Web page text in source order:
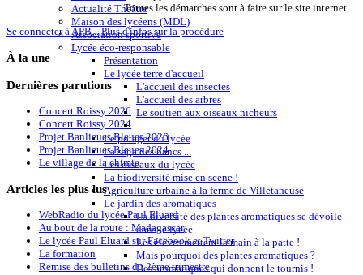
Actualité Théâtre
Maison des lycéens (MDL)
Association sportive
Lycée éco-responsable
Présentation
Le lycée terre d'accueil
L'accueil des insectes
L'accueil des arbres
Le soutien aux oiseaux nicheurs
Le potager du lycée
La saga des bancs ...
Les oiseaux du lycée
La biodiversité mise en scène !
Agriculture urbaine à la ferme de Villetaneuse
Le jardin des aromatiques
La diversité des plantes aromatiques se dévoile
dans le lycée
Les élèves mettent la main à la patte !
Mais pourquoi des plantes aromatiques ?
Des aromatiques qui donnent le tournis !
Toutes les démarches sont à faire sur le site internet.
Se connecter à APB... Plus d'infos sur la procédure
À la une
Dernières parutions
Concert Roissy 2026
Concert Roissy 2024
Projet Banlieues Bleues 2026
Projet Banlieues Bleues 2024
Le village de la chimie
Articles les plus lus
WebRadio du lycée Paul Eluard
Au bout de la route : Madagascar
Le lycée Paul Eluard sur Facebook et Twitter
La formation
Remise des bulletins du 2ème trimestre